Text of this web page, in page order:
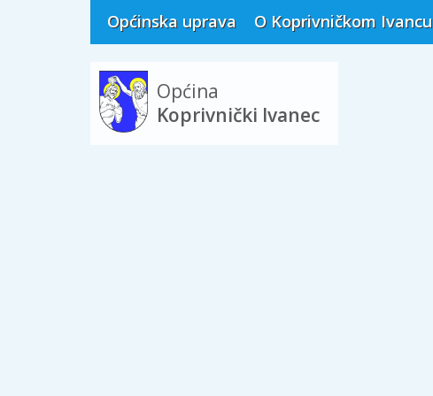
Općinska uprava O Koprivničkom Ivancu
Općina
Koprivnički Ivanec